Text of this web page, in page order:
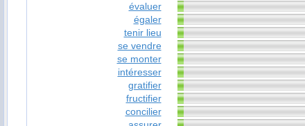
évaluer
égaler
tenir lieu
se vendre
se monter
intéresser
gratifier
fructifier
concilier